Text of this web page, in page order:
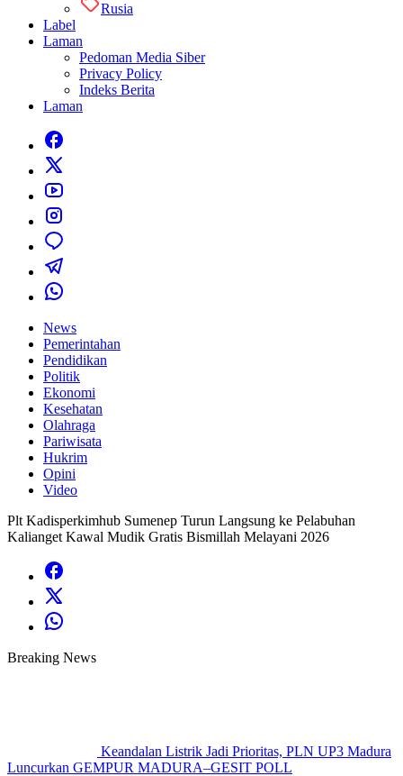
Rusia
Label
Laman
Pedoman Media Siber
Privacy Policy
Indeks Berita
Laman
News
Pemerintahan
Pendidikan
Politik
Ekonomi
Kesehatan
Olahraga
Pariwisata
Hukrim
Opini
Video
Plt Kadisperkimhub Sumenep Turun Langsung ke Pelabuhan
Kalianget Kawal Mudik Gratis Bismillah Melayani 2026
Breaking News
Keandalan Listrik Jadi Prioritas, PLN UP3 Madura
Luncurkan GEMPUR MADURA–GESIT POLL